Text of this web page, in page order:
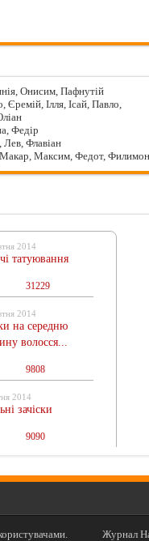
Онисим, Пафнутій
Єремій, Ілля, Ісай, Павло,
Федір
Лев, Флавіан
Максим, Федот, Филимон
2014
татуювання
31229
2014
на середню
волосся...
9808
2014
зачіски
9090
Журнал